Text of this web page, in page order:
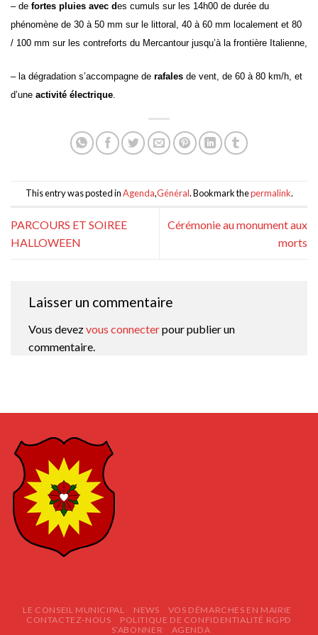
– de fortes pluies avec des cumuls sur les 14h00 de durée du
phénomène de 30 à 50 mm sur le littoral, 40 à 60 mm localement et 80
/ 100 mm sur les contreforts du Mercantour jusqu’à la frontière Italienne,
– a dégradation s’accompagne de rafales de vent, de 60 à 80 km/h, et
d’une activité électrique
This entry was posted inAgenda,Général. Bookmark thepermalink.
PARCOURS ET SOIREE
HALLOWEEN
Cérémonie au monument aux
morts
Laisser un commentaire
Vous devezvous connecterpour publier un
commentaire.
LE CONSEIL MUNICIPAL NEWS
VOS DÉMARCHES EN MAIRIE
CONTACTEZ-NOUS
POLITIQUE DE CONFIDENTIALITÉ RGPD
S’ABONNER
AGENDA